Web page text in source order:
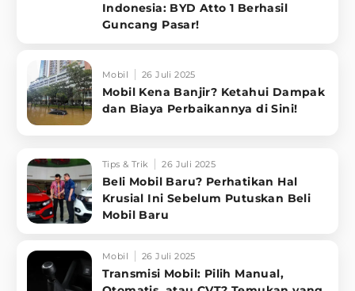
Indonesia: BYD Atto 1 Berhasil
Guncang Pasar!
Mobil 26 Juli 2025
Mobil Kena Banjir? Ketahui Dampak
dan Biaya Perbaikannya di Sini!
Tips & Trik 26 Juli 2025
Beli Mobil Baru? Perhatikan Hal
Krusial Ini Sebelum Putuskan Beli
Mobil Baru
Mobil 26 Juli 2025
Transmisi Mobil: Pilih Manual,